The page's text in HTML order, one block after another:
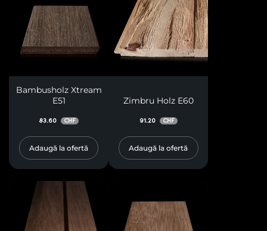
Bambusholz Xtream
E51
83.60 CHF
Adaugă la ofertă
Zimbru Holz E60
91.20 CHF
Adaugă la ofertă